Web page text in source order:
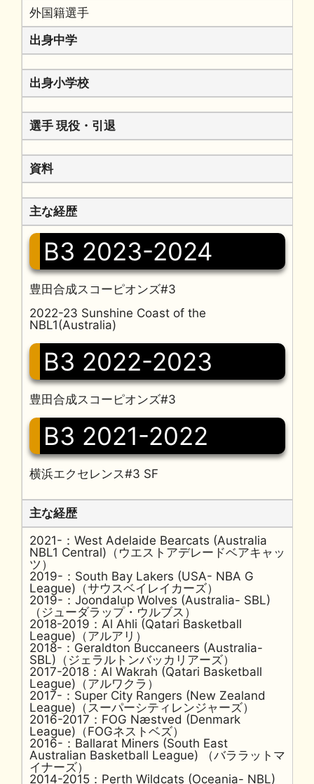
外国籍選手
出身中学
出身小学校
選手 現役・引退
資料
主な経歴
B3 2023-2024
豊田合成スコーピオンズ#3
2022-23 Sunshine Coast of the
NBL1(Australia)
B3 2022-2023
豊田合成スコーピオンズ#3
B3 2021-2022
横浜エクセレンス#3 SF
主な経歴
2021-：West Adelaide Bearcats (Australia
NBL1 Central)（ウエストアデレードベアキャッ
ツ）
2019-：South Bay Lakers (USA- NBA G
League)（サウスベイレイカーズ）
2019-：Joondalup Wolves (Australia- SBL)
（ジューダラップ・ウルブス）
2018-2019：Al Ahli (Qatari Basketball
League)（アルアリ）
2018-：Geraldton Buccaneers (Australia-
SBL)（ジェラルトンバッカリアーズ）
2017-2018：Al Wakrah (Qatari Basketball
League)（アルワクラ）
2017-：Super City Rangers (New Zealand
League)（スーパーシティレンジャーズ）
2016-2017：FOG Næstved (Denmark
League)（FOGネストベズ）
2016-：Ballarat Miners (South East
Australian Basketball League) （バララットマ
イナーズ）
2014-2015：Perth Wildcats (Oceania- NBL)